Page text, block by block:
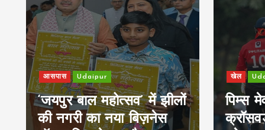
खेल Udaipur
पिम्स मेवाड़ कप 2026:
क्रॉसवर्ड व आदित्यम रियल
आसपास
पिम्स